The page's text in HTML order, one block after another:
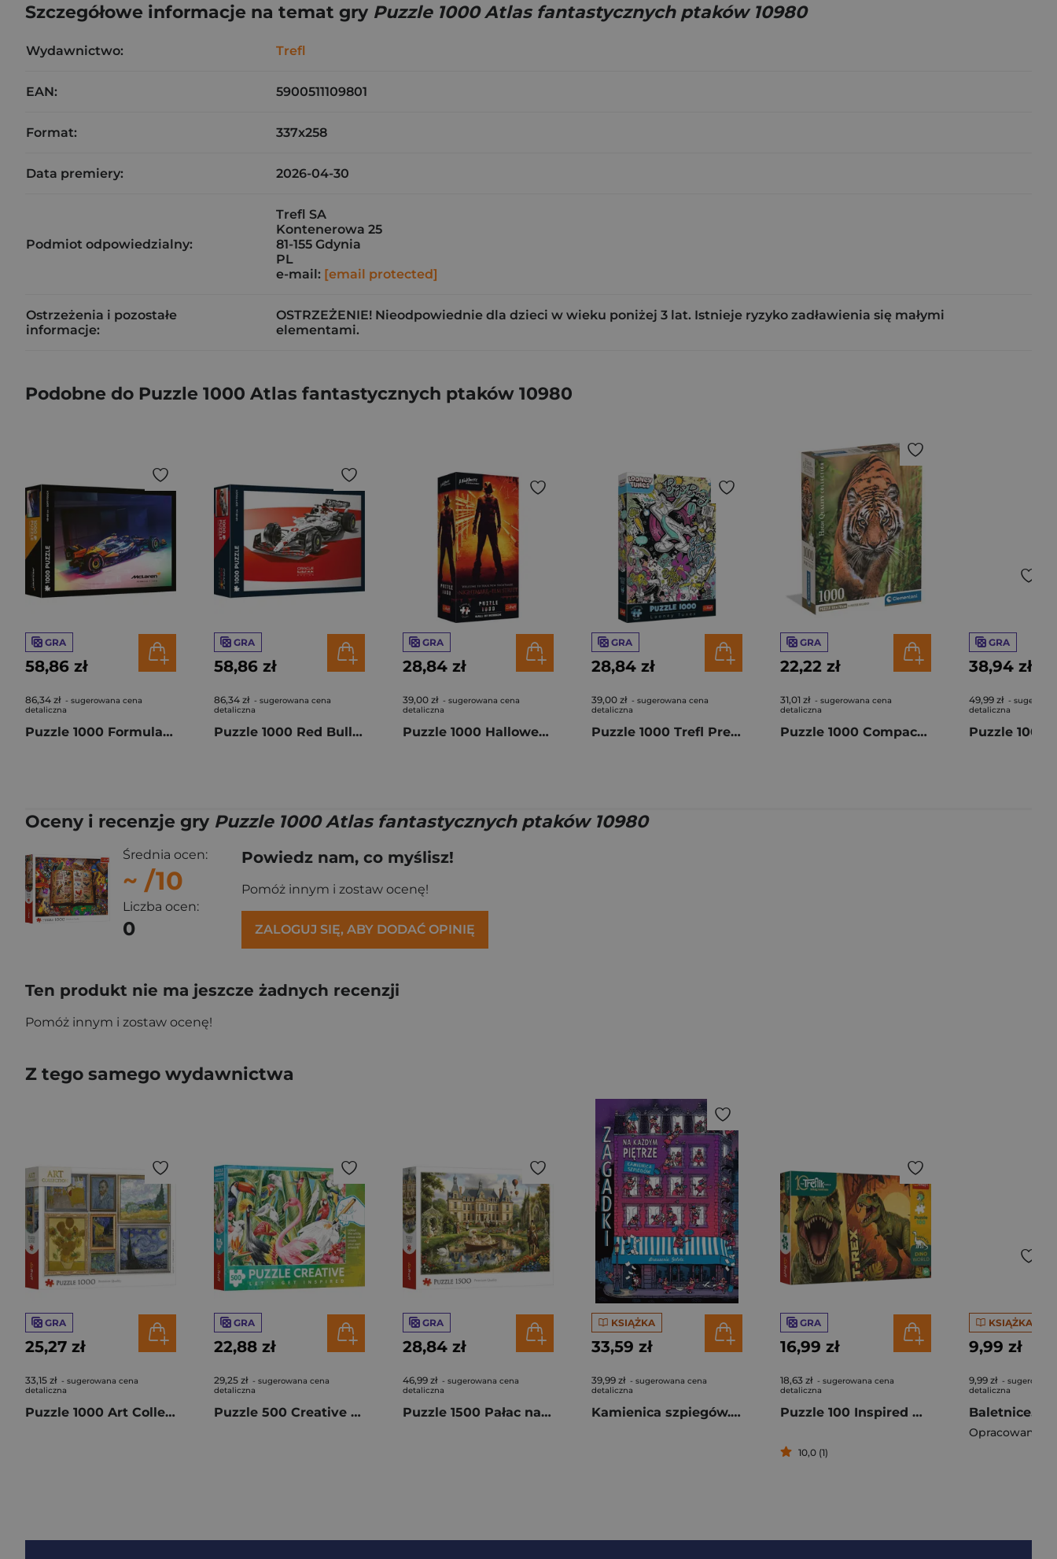
Szczegółowe informacje na temat gry Puzzle 1000 Atlas fantastycznych ptaków 10980
Wydawnictwo: Trefl
EAN: 5900511109801
Format: 337x258
Data premiery: 2026-04-30
Podmiot odpowiedzialny:
Trefl SA
Kontenerowa 25
81-155 Gdynia
PL
e-mail: [email protected]
Ostrzeżenia i pozostałe
informacje:
OSTRZEŻENIE! Nieodpowiednie dla dzieci w wieku poniżej 3 lat. Istnieje ryzyko zadławienia się małymi
elementami.
Podobne do Puzzle 1000 Atlas fantastycznych ptaków 10980
GRA
58,86 zł
86,34 zł - sugerowana cena
detaliczna
Puzzle 1000 Formula 1 McLaren Chrome Livery F1-1005260
GRA
58,86 zł
86,34 zł - sugerowana cena
detaliczna
Puzzle 1000 Red Bull Racing the white bull Honda Livery 271966
GRA
28,84 zł
39,00 zł - sugerowana cena
detaliczna
Puzzle 1000 Halloween Trefl Premium Plus Koszmar z ulicy Wiązów 12110
GRA
28,84 zł
39,00 zł - sugerowana cena
detaliczna
Puzzle 1000 Trefl Premium Plus Zwariowane melodie 12066
GRA
22,22 zł
31,01 zł - sugerowana cena
detaliczna
Puzzle 1000 Compact the Hunter’s Path 37108
GRA
38,94 zł
49,99 zł -
detaliczna
Oceny i recenzje gry Puzzle 1000 Atlas fantastycznych ptaków 10980
Średnia ocen:
~ /10
Liczba ocen:
0
Powiedz nam, co myślisz!
Pomóż innym i zostaw ocenę!
ZALOGUJ SIĘ, ABY DODAĆ OPINIĘ
Ten produkt nie ma jeszcze żadnych recenzji
Pomóż innym i zostaw ocenę!
Z tego samego wydawnictwa
GRA
25,27 zł
33,15 zł - sugerowana cena
detaliczna
Puzzle 1000 Art Collection Kolekcja Vincenta van Gogha 10973
GRA
22,88 zł
29,25 zł - sugerowana cena
detaliczna
Puzzle 500 Creative Rajskie Ptaki 37564
GRA
28,84 zł
46,99 zł - sugerowana cena
detaliczna
Puzzle 1500 Pałac nad wodą 26219
KSIĄŻKA
33,59 zł
39,99 zł - sugerowana cena
detaliczna
Kamienica szpiegów. Zagadki na każdym piętrze
GRA
16,99 zł
18,63 zł - sugerowana cena
detaliczna
Puzzle 100 Inspired By Dino World wzór 1 Rodzina Treflików 16578
10,0 (1)
KSIĄŻKA
9,99 zł
9,99 zł -
detaliczna
Opracowanie